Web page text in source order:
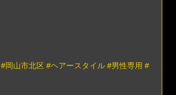
#岡山市北区 #ヘアースタイル#男性専用 #